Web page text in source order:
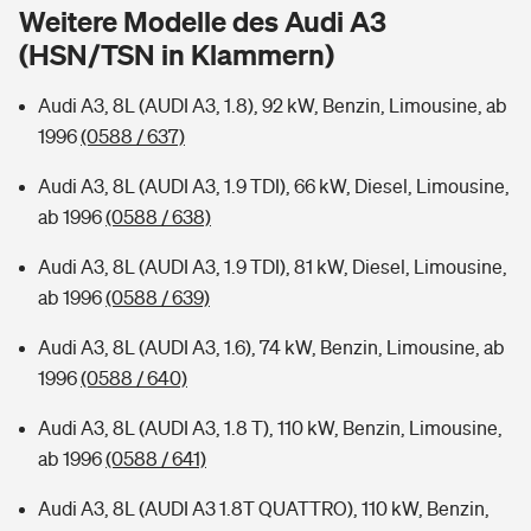
Hochwasser-Check: Wie gefährdet ist Ihr Haus?
Wer versichert was: Jetzt Versicherer finden
Sie haben Fragen?
Private Cyberversicherung
Musikinstrumentenversicherung
Zur Übersicht
Tools
Kinderunfall-Check: Mehr Sicherheit für deine Kids
Sie haben Fragen?
Sie haben Fragen?
Rentenrechner: Wie viel Geld bekomme ich im Alter?
Weitere Modelle des Audi A3
(HSN/TSN in Klammern)
Audi A3, 8L (AUDI A3, 1.8), 92 kW, Benzin, Limousine, ab
1996(0588 / 637)
Audi A3, 8L (AUDI A3, 1.9 TDI), 66 kW, Diesel, Limousine,
ab 1996(0588 / 638)
Audi A3, 8L (AUDI A3, 1.9 TDI), 81 kW, Diesel, Limousine,
ab 1996(0588 / 639)
Audi A3, 8L (AUDI A3, 1.6), 74 kW, Benzin, Limousine, ab
1996(0588 / 640)
Audi A3, 8L (AUDI A3, 1.8 T), 110 kW, Benzin, Limousine,
ab 1996(0588 / 641)
Audi A3, 8L (AUDI A3 1.8T QUATTRO), 110 kW, Benzin,